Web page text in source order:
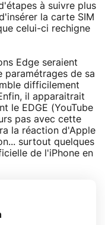
à suivre plus
la carte SIM
celui-ci rechigne
Edge seraient
paramétrages de sa
difficilement
il apparaitrait
le EDGE (YouTube
pas avec cette
la réaction d'Apple
surtout quelques
de l'iPhone en